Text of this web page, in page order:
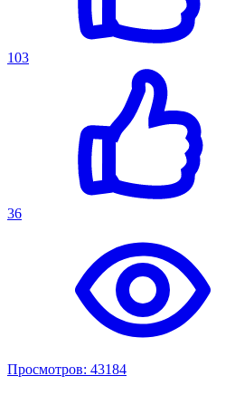
103
36
Просмотров: 43184